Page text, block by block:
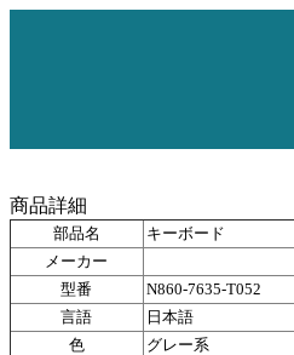
商品詳細
部品名
キーボード
メーカー
型番
N860-7635-T052
言語
日本語
色
グレー系